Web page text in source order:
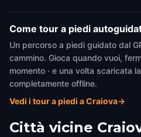
Come tour a piedi
Un percorso a piedi guidato dal
cammino. Gioca quando vuoi,
momento · e una volta scaricata
completamente offline.
Vedi i tour a piedi a Craiova→
Città vicine